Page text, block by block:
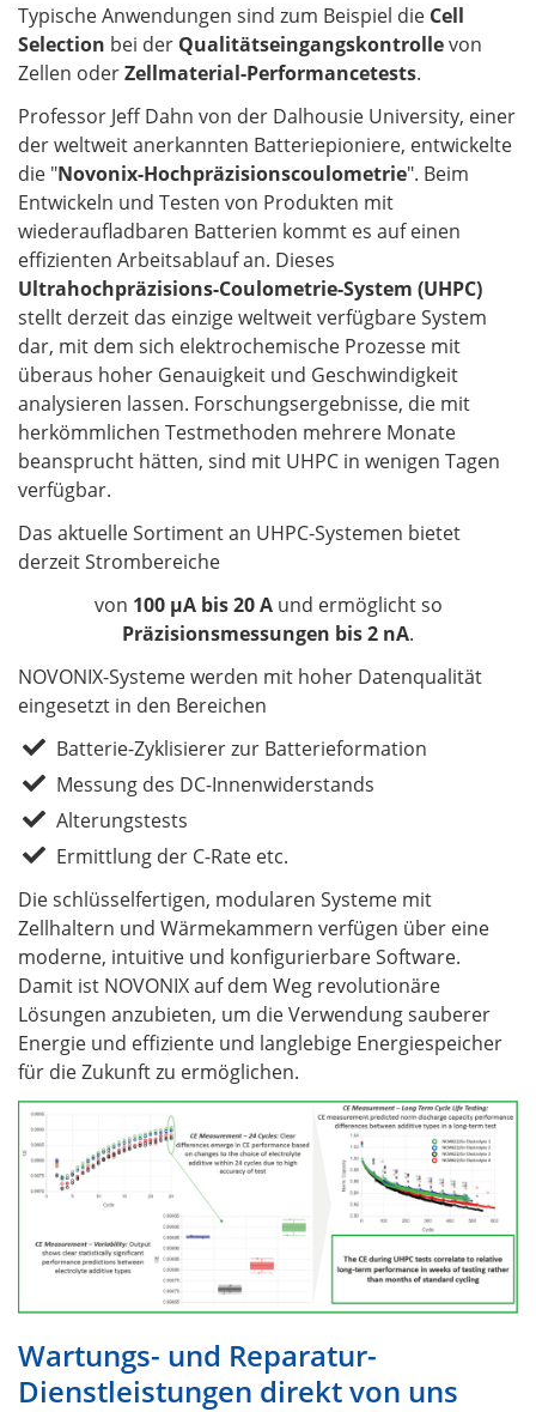
Typische Anwendungen sind zum Beispiel die Cell
Selection bei der Qualitätseingangskontrollevon
Zellen oderZellmaterial-Performancetests.
Professor Jeff Dahn von der Dalhousie University, einer
der weltweit anerkannten Batteriepioniere, entwickelte
die "Novonix-Hochpräzisionscoulometrie". Beim
Entwickeln und Testen von Produkten mit
wiederaufladbaren Batterien kommt es auf einen
effizienten Arbeitsablauf an. Dieses
Ultrahochpräzisions-Coulometrie-System (UHPC)
stellt derzeit das einzige weltweit verfügbare System
dar, mit dem sich elektrochemische Prozesse mit
überaus hoher Genauigkeit und Geschwindigkeit
analysieren lassen. Forschungsergebnisse, die mit
herkömmlichen Testmethoden mehrere Monate
beansprucht hätten, sind mit UHPC in wenigen Tagen
verfügbar.
Das aktuelle Sortiment an UHPC-Systemen bietet
derzeit Strombereiche
von 100 µA bis 20 Aund ermöglicht so
Präzisionsmessungen bis 2 nA.
NOVONIX-Systeme werden mit hoher Datenqualität
eingesetzt in den Bereichen
Batterie-Zyklisierer zur Batterieformation
Messung des DC-Innenwiderstands
Alterungstests
Ermittlung der C-Rate etc.
Die schlüsselfertigen, modularen Systeme mit
Zellhaltern und Wärmekammern verfügen über eine
moderne, intuitive und konfigurierbare Software.
Damit ist NOVONIX auf dem Weg revolutionäre
Lösungen anzubieten, um die Verwendung sauberer
Energie und effiziente und langlebige Energiespeicher
für die Zukunft zu ermöglichen.
Wartungs- und Reparatur-
Dienstleistungen direkt von uns